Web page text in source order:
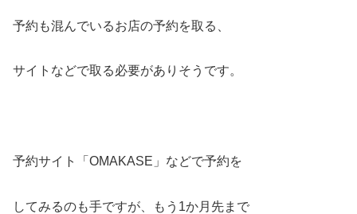
予約も混んでいるお店の予約を取る、
サイトなどで取る必要がありそうです。
予約サイト「OMAKASE」などで予約を
してみるのも手ですが、もう1か月先まで